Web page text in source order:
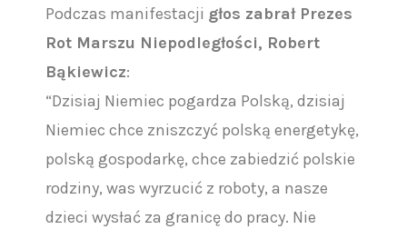
Podczas manifestacji głos zabrał Prezes
Rot Marszu Niepodległości, Robert
Bąkiewicz:
“Dzisiaj Niemiec pogardza Polską, dzisiaj
Niemiec chce zniszczyć polską energetykę,
polską gospodarkę, chce zabiedzić polskie
rodziny, was wyrzucić z roboty, a nasze
dzieci wysłać za granicę do pracy. Nie